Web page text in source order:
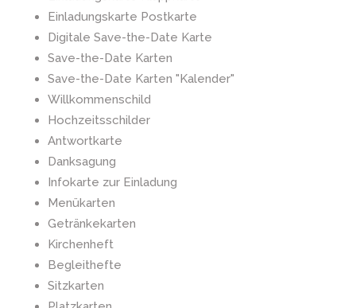
Einladungskarte Postkarte
Digitale Save-the-Date Karte
Save-the-Date Karten
Save-the-Date Karten "Kalender"
Willkommenschild
Hochzeitsschilder
Antwortkarte
Danksagung
Infokarte zur Einladung
Menükarten
Getränkekarten
Kirchenheft
Begleithefte
Sitzkarten